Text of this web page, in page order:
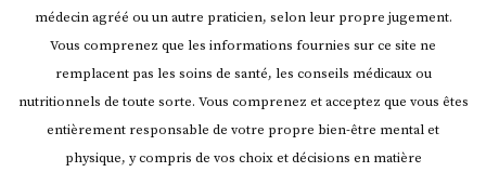
médecin agréé ou un autre praticien, selon leur propre jugement.
Vous comprenez que les informations fournies sur ce site ne
remplacent pas les soins de santé, les conseils médicaux ou
nutritionnels de toute sorte. Vous comprenez et acceptez que vous êtes
entièrement responsable de votre propre bien-être mental et
physique, y compris de vos choix et décisions en matière